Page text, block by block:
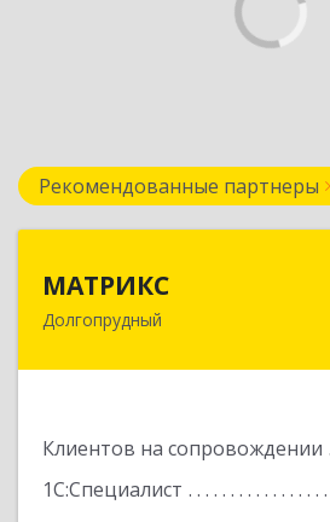
Рекомендованные партнеры
МАТРИКС
Долгопрудный
Клиентов на сопровождении
1С:Специалист
141707, Московская